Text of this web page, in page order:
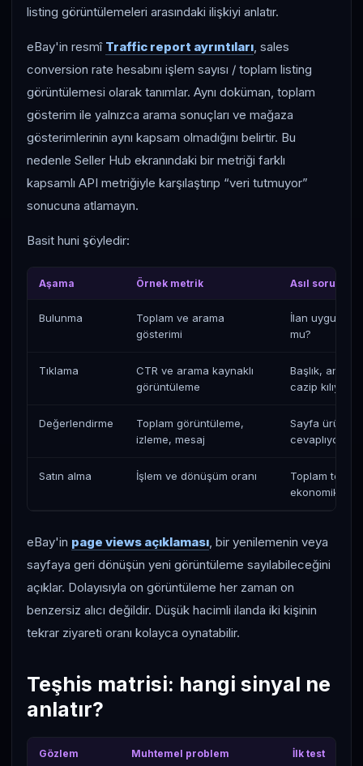
listing görüntülemeleri arasındaki ilişkiyi anlatır.
eBay'in resmî Traffic report ayrıntıları, sales
conversion rate hesabını işlem sayısı / toplam listing
görüntülemesi olarak tanımlar. Aynı doküman, toplam
gösterim ile yalnızca arama sonuçları ve mağaza
gösterimlerinin aynı kapsam olmadığını belirtir. Bu
nedenle Seller Hub ekranındaki bir metriği farklı
kapsamlı API metriğiyle karşılaştırıp “veri tutmuyor”
sonucuna atlamayın.
Basit huni şöyledir:
Aşama Örnek metrik Asıl soru
Bulunma
Toplam ve arama
gösterimi
İlan uygun
mu?
Tıklama
CTR ve arama kaynaklı
görüntüleme
Başlık, ana
cazip kılıyor
Değerlendirme
Toplam görüntüleme,
izleme, mesaj
Sayfa ürün
cevaplıyor
Satın alma İşlem ve dönüşüm oranı
Toplam teklif
ekonomik mi?
eBay'in page views açıklaması, bir yenilemenin veya
sayfaya geri dönüşün yeni görüntüleme sayılabileceğini
açıklar. Dolayısıyla on görüntüleme her zaman on
benzersiz alıcı değildir. Düşük hacimli ilanda iki kişinin
tekrar ziyareti oranı kolayca oynatabilir.
Teşhis matrisi: hangi sinyal ne
anlatır?
Gözlem Muhtemel problem İlk test